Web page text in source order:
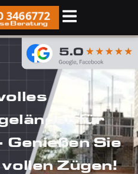
3466772
Beratung
für
Genießen Sie
Zügen!